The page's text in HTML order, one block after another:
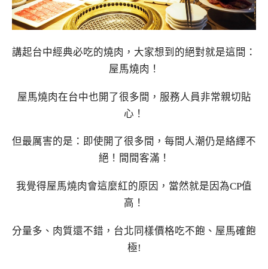
講起台中經典必吃的燒肉，大家想到的絕對就是這間：
屋馬燒肉！
屋馬燒肉在台中也開了很多間，服務人員非常親切貼
心！
但最厲害的是：即使開了很多間，每間人潮仍是絡繹不
絕！間間客滿！
我覺得屋馬燒肉會這麼紅的原因，當然就是因為CP值
高！
分量多、肉質還不錯，台北同樣價格吃不飽、屋馬確飽
極!